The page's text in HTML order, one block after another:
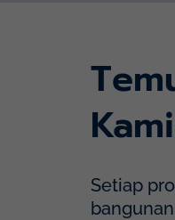
Setiap